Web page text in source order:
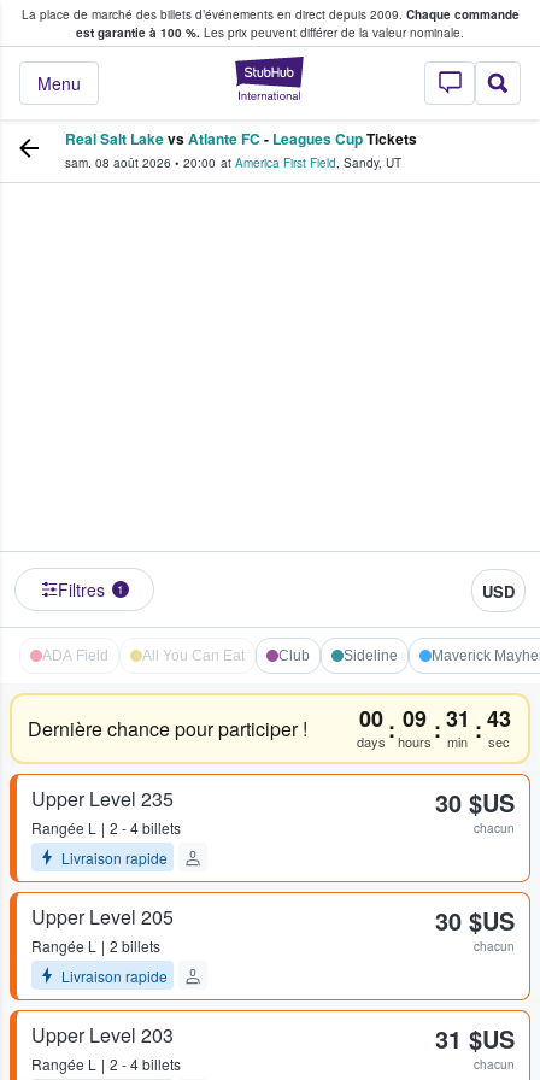
La place de marché des billets d’événements en direct depuis 2009. Chaque commande
est garantie à 100 %. Les prix peuvent différer de la valeur nominale.
StubHub - Où
Menu
fans achètent et vendent des billets
Real Salt LakevsAtlante FC - Leagues CupTickets
sam. 08 août 2026 • 20:00 at America First Field, Sandy, UT
Filtres 1 USD
ADA Field All You Can Eat Club Sideline Maverick
Dernière chance pour participer ! 00
days : 09
hours :31
min :43
sec
Upper Level 235
Rangée L
2 - 4 billets
Livraison rapide
30 $US
chacun
Upper Level 205
Rangée L
2 billets
Livraison rapide
30 $US
chacun
Upper Level 203
Rangée L 2 - 4 billets
31 $US
chacun